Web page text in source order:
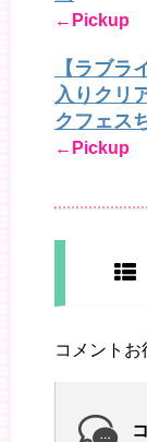
←Pickup
【ラブラ
入りクリ
クフェス
←Pickup
コメント